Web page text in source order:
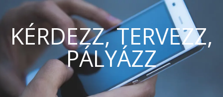
KÉRDEZZ, TERVEZZ,
PÁLYÁZZ